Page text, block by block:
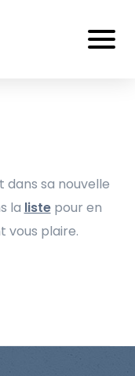
sa nouvelle
la listepour en
vous plaire.